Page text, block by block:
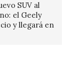
SUV al
el Geely
y llegará en